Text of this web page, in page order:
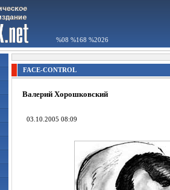
%08 %168 %2026
FACE-CONTROL
Валерий Хорошковский
03.10.2005 08:09